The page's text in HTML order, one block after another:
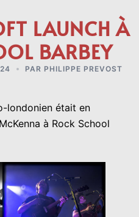
LAUNCH À
BARBEY
PAR PHILIPPE PREVOST
londonien était en
à Rock School